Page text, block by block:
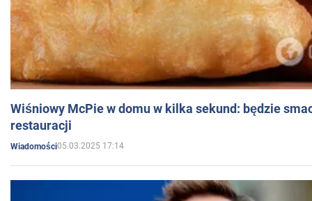
Wiśniowy McPie w domu w kilka sekund: będzie
restauracji
Wiadomości05.03.2025 17:14